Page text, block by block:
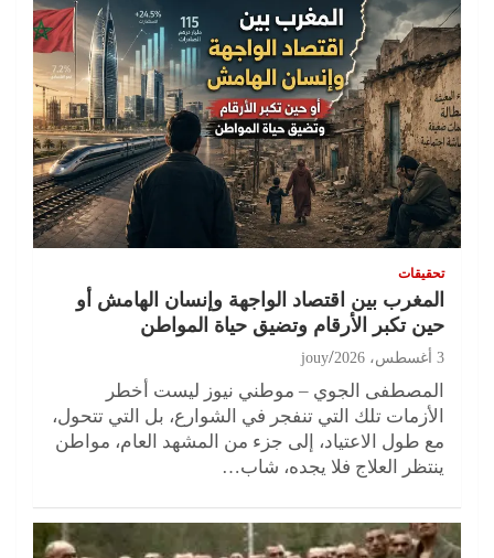
تحقيقات
المغرب بين اقتصاد الواجهة وإنسان الهامش أو
حين تكبر الأرقام وتضيق حياة المواطن
3 أغسطس، 2026 jouy
المصطفى الجوي – موطني نيوز ليست أخطر
الأزمات تلك التي تنفجر في الشوارع، بل التي تتحول،
مع طول الاعتياد، إلى جزء من المشهد العام، مواطن
ينتظر العلاج فلا يجده، شاب…